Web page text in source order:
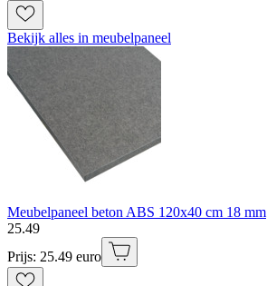
Bekijk alles in meubelpaneel
Meubelpaneel beton ABS 120x40 cm 18 mm
25.49
Prijs: 25.49 euro